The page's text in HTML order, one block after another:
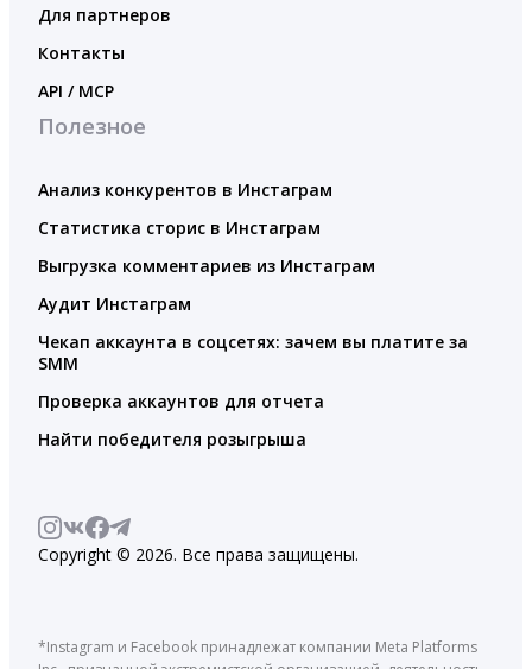
Для партнеров
Контакты
API / MCP
Полезное
Анализ конкурентов в Инстаграм
Статистика сторис в Инстаграм
Выгрузка комментариев из Инстаграм
Аудит Инстаграм
Чекап аккаунта в соцсетях: зачем вы платите за
SMM
Проверка аккаунтов для отчета
Найти победителя розыгрыша
Copyright © 2026. Все права защищены.
*Instagram и Facebook принадлежат компании Meta Platforms